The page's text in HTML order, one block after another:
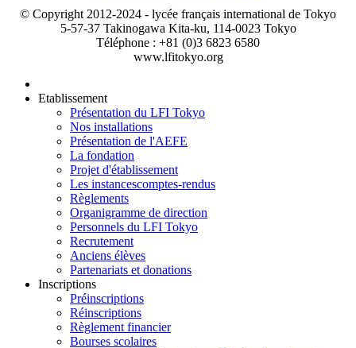
© Copyright 2012-2024 - lycée français international de Tokyo
5-57-37 Takinogawa Kita-ku, 114-0023 Tokyo
Téléphone : +81 (0)3 6823 6580
www.lfitokyo.org
Etablissement
Présentation du LFI Tokyo
Nos installations
Présentation de l'AEFE
La fondation
Projet d'établissement
Les instancescomptes-rendus
Règlements
Organigramme de direction
Personnels du LFI Tokyo
Recrutement
Anciens élèves
Partenariats et donations
Inscriptions
Préinscriptions
Réinscriptions
Règlement financier
Bourses scolaires